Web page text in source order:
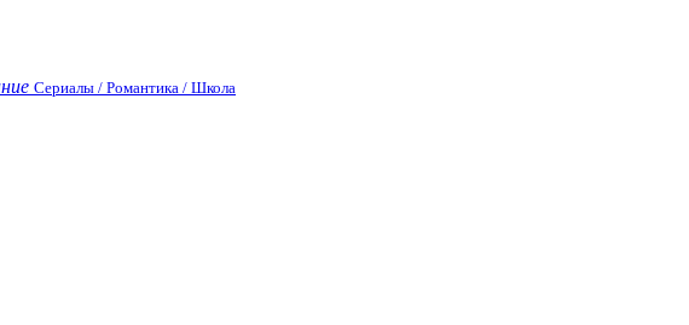
Сериалы / Романтика / Школа